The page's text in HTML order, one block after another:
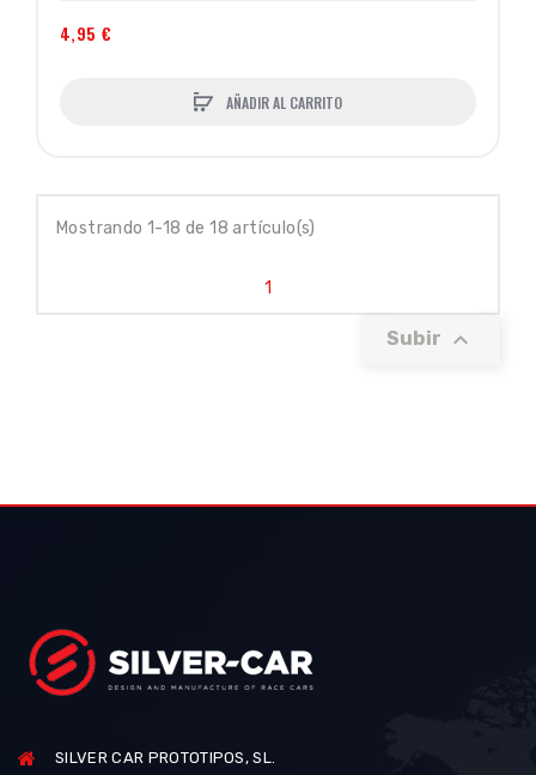
4,95 €
AÑADIR AL CARRITO
Mostrando 1-18 de 18 artículo(s)
1
Subir 
SILVER CAR PROTOTIPOS, SL.